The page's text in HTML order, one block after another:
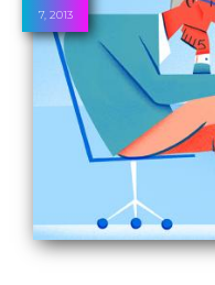
7, 2013